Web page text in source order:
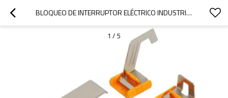
BLOQUEO DE INTERRUPTOR ELÉCTRICO INDUSTRIAL SERIE LLE | BLOQUEO DE INTERRUPTOR DE BOTÓN | FABRICACIÓN OEM DE CERRADURAS LITA
1 / 5